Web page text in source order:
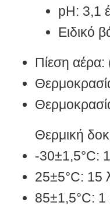
pH: 3,1
Ειδικό
Πίεση
Θερμική
-30±1,5°C:
25±5°C: 15
85±1,5°C: